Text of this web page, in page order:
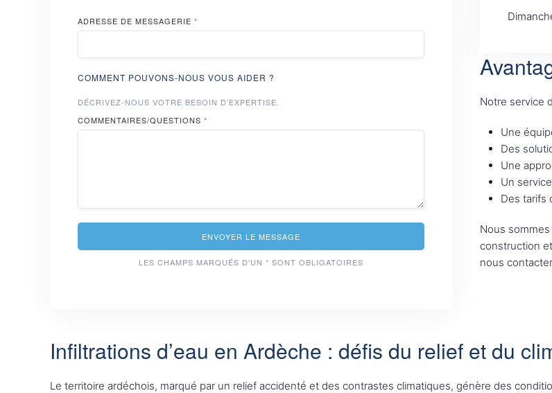
ADRESSE DE MESSAGERIE *
COMMENT POUVONS-NOUS VOUS AIDER ?
DÉCRIVEZ-NOUS VOTRE BESOIN D'EXPERTISE.
COMMENTAIRES/QUESTIONS *
ENVOYER LE MESSAGE
LES CHAMPS MARQUÉS D'UN * SONT OBLIGATOIRES
Notre service
Une
Des
Une
Un
Des tarifs
Nous
construction
nous
Infiltrations d’eau en Ardèche : défis du relief et du
Le territoire ardéchois, marqué par un relief accidenté et des contrastes climatiques, génère des